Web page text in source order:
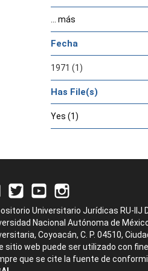
... más
Fecha
1971 (1)
Has File(s)
Yes (1)
Universitario Jurídicas RU-IIJ
Nacional Autónoma de
Coyoacán, C. P. 04510,
sitio web puede ser utilizado con
que se cite la fuente de